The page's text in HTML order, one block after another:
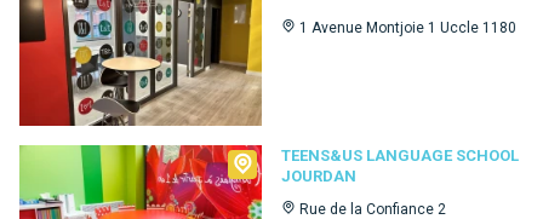
1 Avenue Montjoie 1 Uccle 1180
TEENS&US LANGUAGE SCHOOL
JOURDAN
Rue de la Confiance 2
Teens&Us language school Jourdan